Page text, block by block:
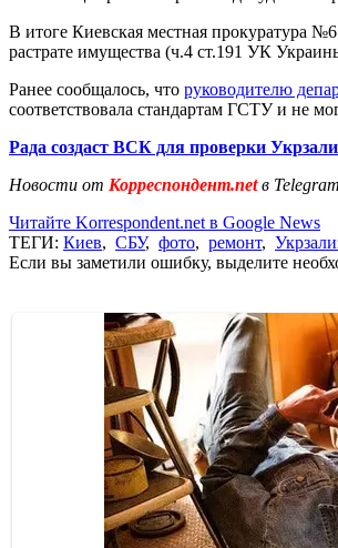
В итоге Киевская местная прокуратура
растрате имущества (ч.4 ст.191 УК
Ранее сообщалось, что руководителю
соответствовала стандартам ГСТУ и не
Рада создаст ВСК для проверки
Новости от Корреспондент.netв
Читайте Korrespondent.net в Google News
ТЕГИ: Киев, СБУ, фото, ремонт,
Если вы заметили ошибку, выделите